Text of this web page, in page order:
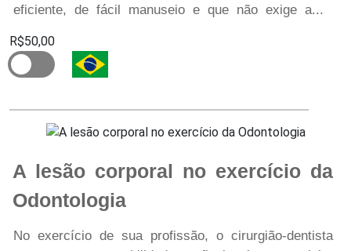
eficiente, de fácil manuseio e que não exige a...
R$50,00
A lesão corporal no exercício da
Odontologia
No exercício de sua profissão, o cirurgião-dentista